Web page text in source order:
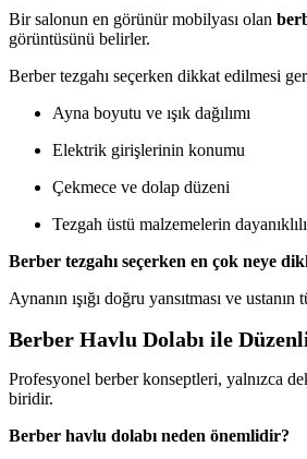
Bir salonun en görünür mobilyası olan
görüntüsünü belirler.
Berber tezgahı seçerken dikkat edilmesi
Ayna boyutu ve ışık dağılımı
Elektrik girişlerinin konumu
Çekmece ve dolap düzeni
Tezgah üstü malzemelerin
Berber tezgahı seçerken en çok neye
Aynanın ışığı doğru yansıtması ve
Berber Havlu Dolabı ile
Profesyonel berber konseptleri, yalnızca
biridir.
Berber havlu dolabı neden önemlidir?